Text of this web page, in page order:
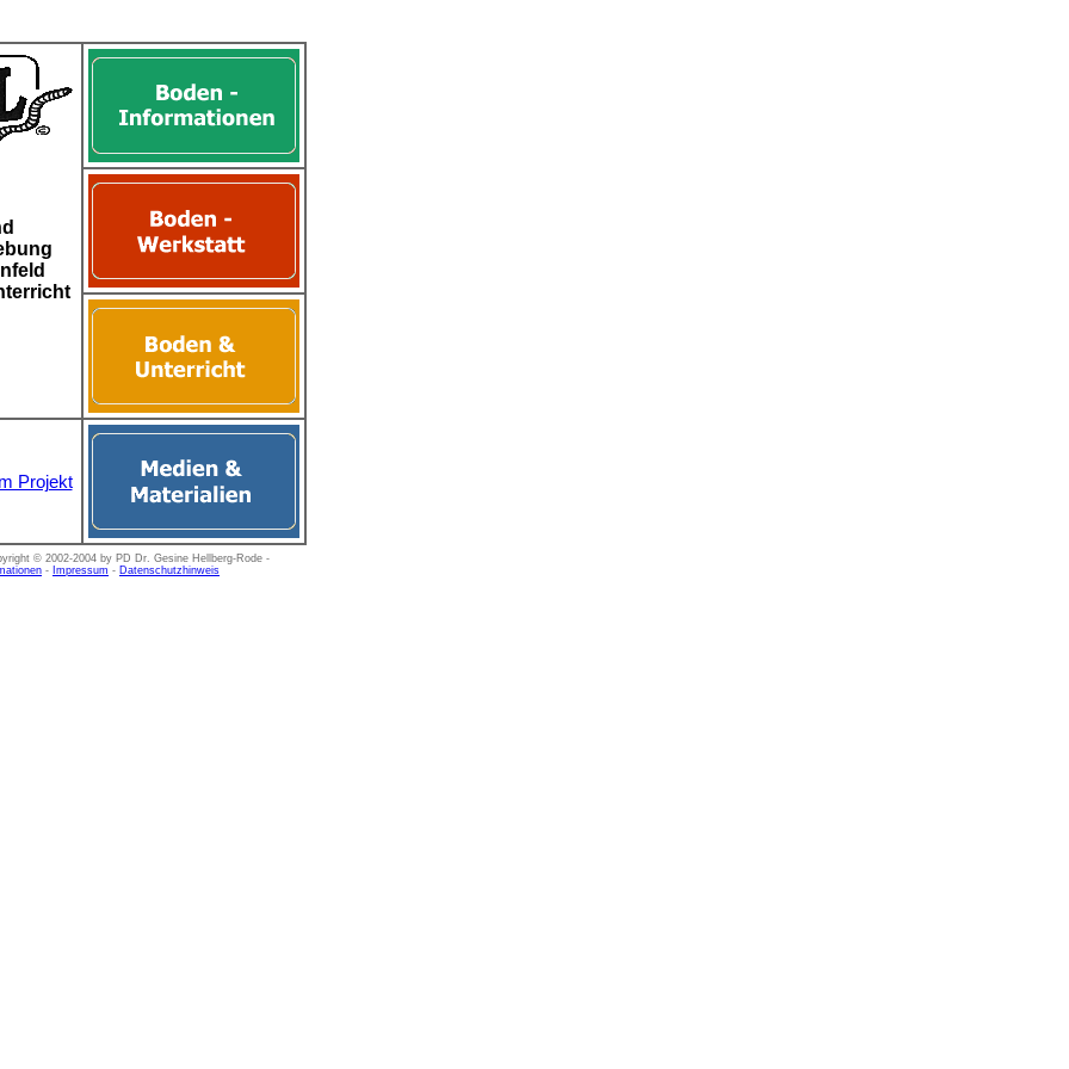
Projekt
© 2002-2004 by PD Dr. Gesine Hellberg-Rode -
- Impressum - Datenschutzhinweis